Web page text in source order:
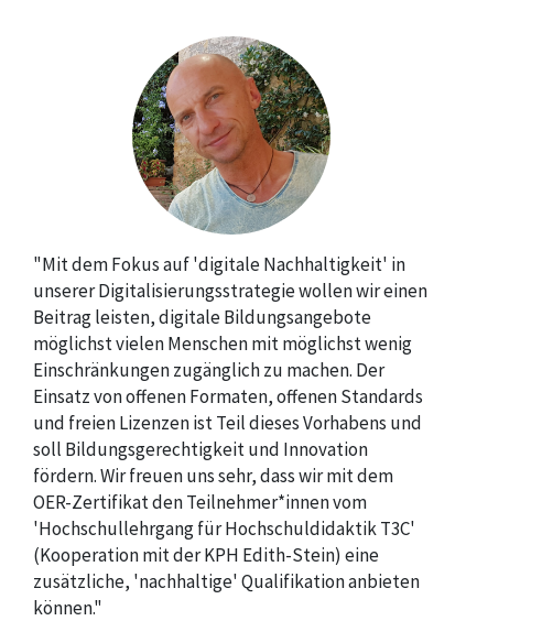
"Mit dem Fokus auf 'digitale Nachhaltigkeit' in
unserer Digitalisierungsstrategie wollen wir einen
Beitrag leisten, digitale Bildungsangebote
möglichst vielen Menschen mit möglichst wenig
Einschränkungen zugänglich zu machen. Der
Einsatz von offenen Formaten, offenen Standards
und freien Lizenzen ist Teil dieses Vorhabens und
soll Bildungsgerechtigkeit und Innovation
fördern. Wir freuen uns sehr, dass wir mit dem
OER-Zertifikat den Teilnehmer*innen vom
'Hochschullehrgang für Hochschuldidaktik T3C'
(Kooperation mit der KPH Edith-Stein) eine
zusätzliche, 'nachhaltige' Qualifikation anbieten
können."